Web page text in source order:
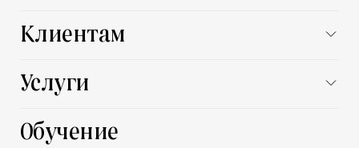
Клиентам
Поставщику
Услуги
Все услуги
Автоматизация процессов
Обучение